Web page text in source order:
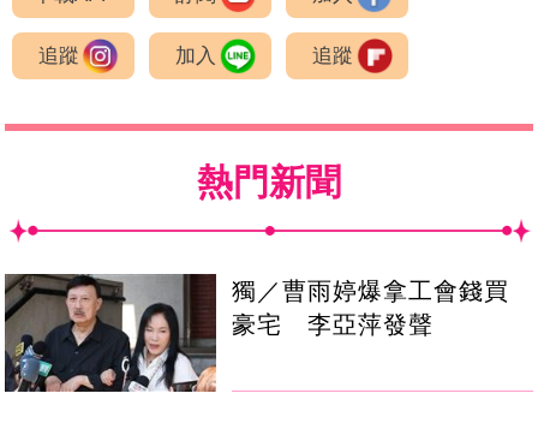
追蹤 加入 追蹤
熱門新聞
獨／曹雨婷爆拿工會錢買
豪宅 李亞萍發聲